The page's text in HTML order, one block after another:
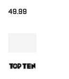
49.99